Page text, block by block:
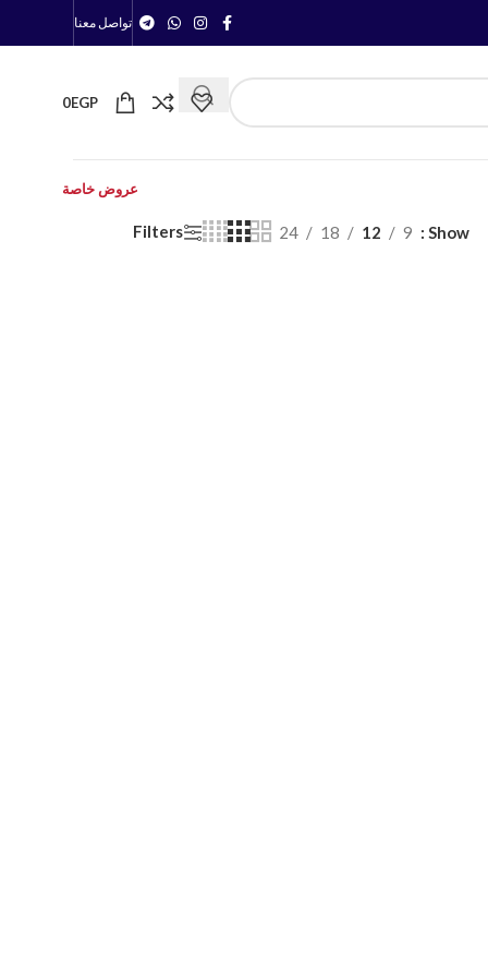
تواصل معنا
0EGP
عروض خاصة
Show
9
12
18
24
Filters